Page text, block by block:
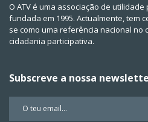
O ATV é uma associação de
fundada em 1995. Actualmente, tem
se como uma referência nacional no
cidadania participativa.
Subscreve a nossa